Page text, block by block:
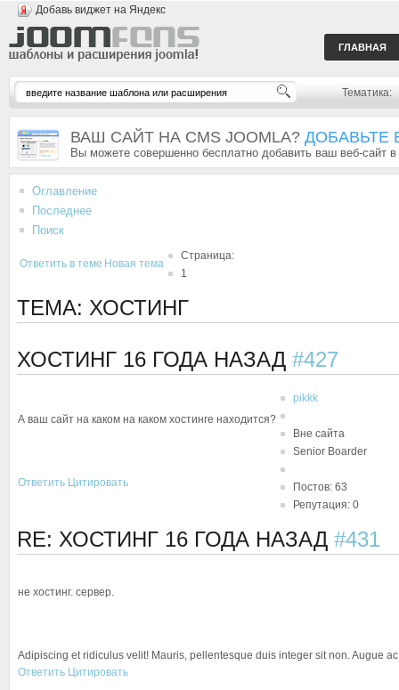
Добавь виджет на Яндекс
ГЛАВНАЯ
Тематика:
ВАШ САЙТ НА CMS JOOMLA? ДОБАВЬТЕ
Вы можете совершенно бесплатно добавить ваш веб-сайт
Оглавление
Последнее
Поиск
Ответить в теме Новая тема
Страница:
1
ТЕМА: ХОСТИНГ
ХОСТИНГ 16 ГОДА НАЗАД #427
А ваш сайт на каком на каком хостинге находится?
pikkk
Вне сайта
Senior Boarder
Постов: 63
Репутация: 0
Ответить Цитировать
RE: ХОСТИНГ 16 ГОДА НАЗАД #431
не хостинг. сервер.
Adipiscing et ridiculus velit! Mauris, pellentesque duis integer sit non. Augue
Ответить Цитировать